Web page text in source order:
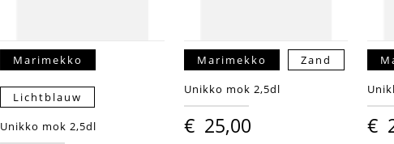
Marimekko
Lichtblauw
Unikko mok 2,5dl
Marimekko Zand
Unikko mok 2,5dl
€ 25,00 €